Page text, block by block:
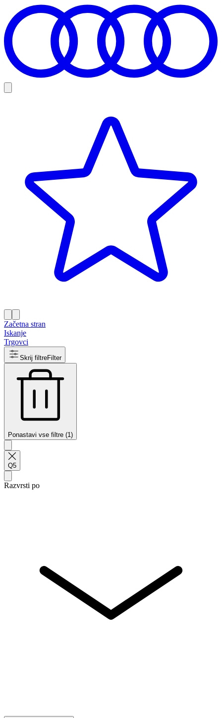
Začetna stran
Iskanje
Trgovci
Skrij filtreFilter
Ponastavi vse filtre (1)
Q5
Razvrsti po